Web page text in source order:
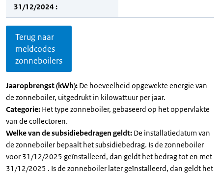
31/12/2024 :
Terug naar
meldcodes
zonneboilers
Jaaropbrengst (kWh): De hoeveelheid opgewekte energie van
de zonneboiler, uitgedrukt in kilowattuur per jaar.
Categorie: Het type zonneboiler, gebaseerd op het oppervlakte
van de collectoren.
Welke van de subsidiebedragen geldt: De installatiedatum van
de zonneboiler bepaalt het subsidiebedrag. Is de zonneboiler
voor 31/12/2025 geïnstalleerd, dan geldt het bedrag tot en met
31/12/2025 . Is de zonneboiler later geïnstalleerd, dan geldt het